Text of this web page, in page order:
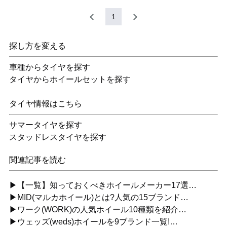
1
探し方を変える
車種からタイヤを探す
タイヤからホイールセットを探す
タイヤ情報はこちら
サマータイヤを探す
スタッドレスタイヤを探す
関連記事を読む
▶【一覧】知っておくべきホイールメーカー17選…
▶MID(マルカホイール)とは?人気の15ブランド…
▶ワーク(WORK)の人気ホイール10種類を紹介…
▶ウェッズ(weds)ホイールを9ブランド一覧!…